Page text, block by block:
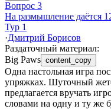
Вопрос 3
На размышление даётся
Тур 1
·Дмитрий Борисов
Раздаточный материал:
Big Paws content_copy
Одна настольная игра
упряжках. Шуточный
предлагается вручать
словами на одну и ту же